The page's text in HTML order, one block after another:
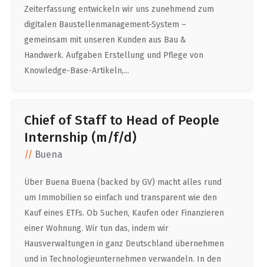
Zeiterfassung entwickeln wir uns zunehmend zum
digitalen Baustellenmanagement-System –
gemeinsam mit unseren Kunden aus Bau &
Handwerk. Aufgaben Erstellung und Pflege von
Knowledge-Base-Artikeln,...
Chief of Staff to Head of People
Internship (m/f/d)
Buena
Über Buena Buena (backed by GV) macht alles rund
um Immobilien so einfach und transparent wie den
Kauf eines ETFs. Ob Suchen, Kaufen oder Finanzieren
einer Wohnung. Wir tun das, indem wir
Hausverwaltungen in ganz Deutschland übernehmen
und in Technologieunternehmen verwandeln. In den